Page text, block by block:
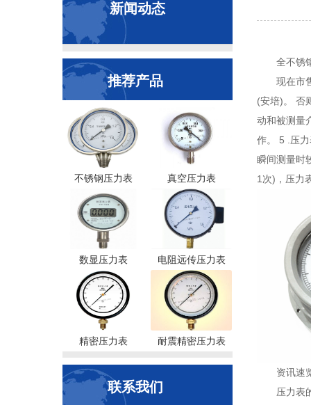
新闻动态
推荐产品
不锈钢压力表 真空压力表
数显压力表 电阻远传压力表
精密压力表 耐震精密压力表
联系我们
全不锈
现在市
(安培)。 否
动和被测量
作。 5 .压
瞬间测量时
1次)，压力
资讯速
压力表